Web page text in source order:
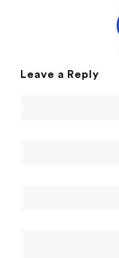
Leave a Reply